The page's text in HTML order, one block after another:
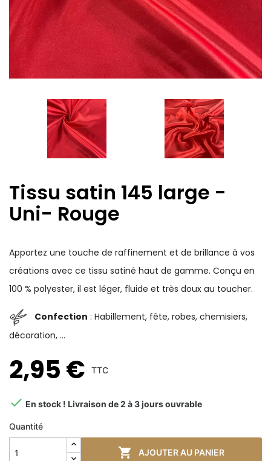
Tissu satin 145 large -
Uni- Rouge
Apportez une touche de raffinement et de brillance à vos
créations avec ce tissu satiné haut de gamme. Conçu en
100 % polyester, il est léger, fluide et très doux au toucher.
Confection : Habillement, fête, robes, chemisiers,
décoration, ...
2,95 € TTC
 En stock ! Livraison de 2 à 3 jours ouvrable
Quantité
 AJOUTER AU PANIER